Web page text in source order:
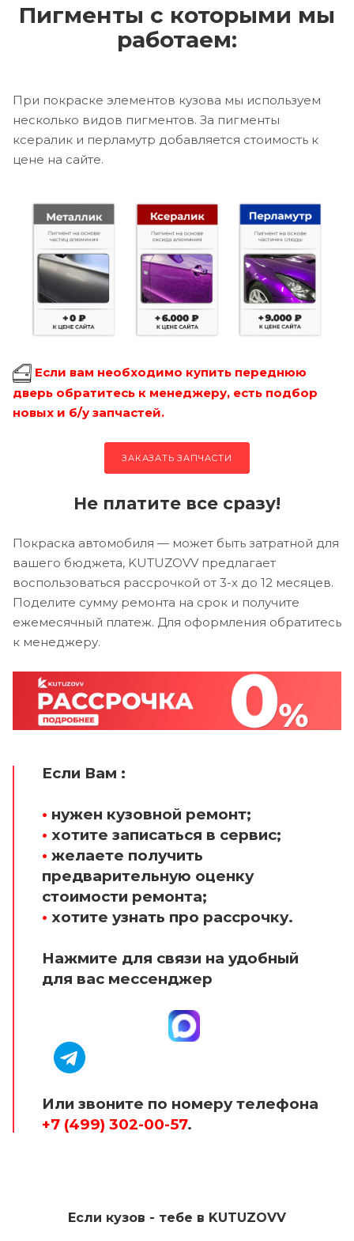
Пигменты с которыми мы
работаем:
При покраске элементов кузова мы используем
несколько видов пигментов. За пигменты
ксералик и перламутр добавляется стоимость к
цене на сайте.
Если вам необходимо купить переднюю
дверь обратитесь к менеджеру, есть подбор
новых и б/у запчастей.
ЗАКАЗАТЬ ЗАПЧАСТИ
Не платите все сразу!
Покраска автомобиля — может быть затратной для
вашего бюджета, KUTUZOVV предлагает
воспользоваться рассрочкой от 3-х до 12 месяцев.
Поделите сумму ремонта на срок и получите
ежемесячный платеж. Для оформления обратитесь
к менеджеру.
Если Вам :
• нужен кузовной ремонт;
• хотите записаться в сервис;
• желаете получить
предварительную оценку
стоимости ремонта;
• хотите узнать про рассрочку.
Нажмите для связи на удобный
для вас мессенджер
Или звоните по номеру телефона
+7 (499) 302-00-57.
Если кузов - тебе в KUTUZOVV